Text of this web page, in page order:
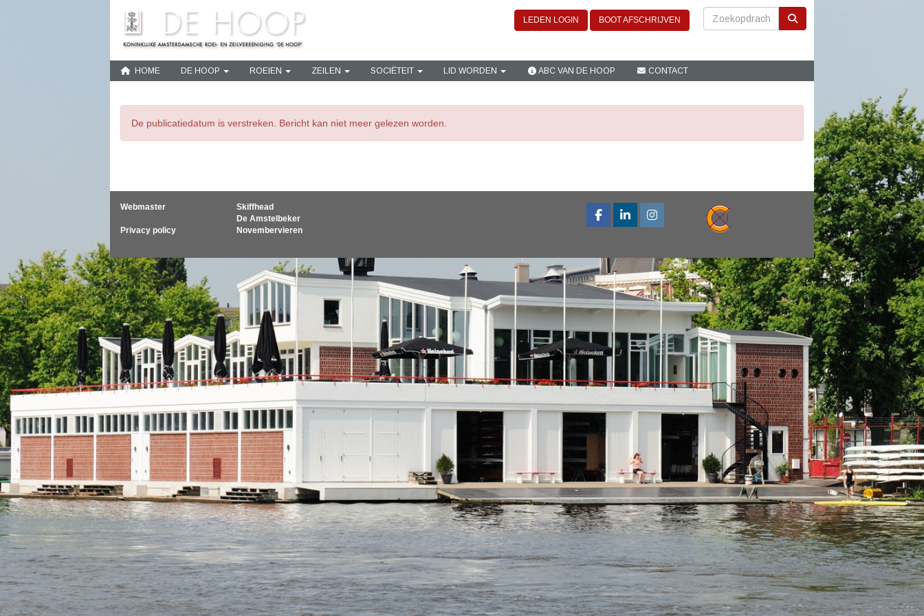
LEDEN LOGIN BOOT AFSCHRIJVEN
HOME DE HOOP ROEIEN ZEILEN SOCIËTEIT LID WORDEN ABC VAN DE HOOP CONTACT
De publicatiedatum is verstreken. Bericht kan niet meer gelezen worden.
Webmaster
Privacy policy
Skiffhead
De Amstelbeker
Novembervieren